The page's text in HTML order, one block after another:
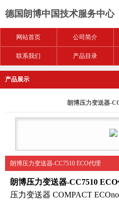
德国朗博中国技术服务中心
网站首页 公司简介
联系我们 产品目录
产品展示
朗博压力变送器-
朗博压力变送器-CC7510 ECO代理
朗博压力变送器-CC7510 ECO
压力变送器 COMPACT